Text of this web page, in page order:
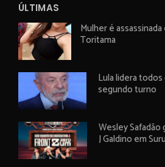
ÚLTIMAS
Mulher é assassinada
Toritama
Lula lidera
segundo turno
Wesley Safadão
J Galdino em